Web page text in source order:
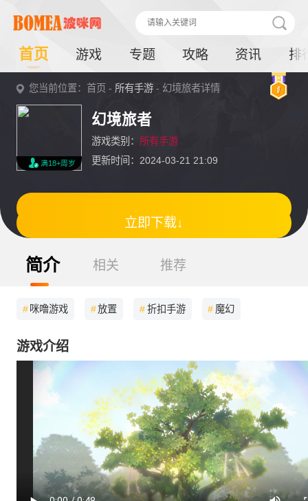
首页 游戏 专题 攻略 资讯 排
您当前位置：首页 - 所有手游 - 幻境旅者详情
满18+周岁
幻境旅者
游戏类别： 所有手游
更新时间：2024-03-21 21:09
立即下载↓
简介 相关 推荐
#咪噜游戏 #放置 #折扣手游 # 魔幻
游戏介绍